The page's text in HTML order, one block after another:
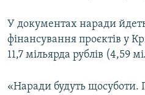
У документах наради
фінансування проєктів у
11,7 мільярда рублів (4,59
«Наради будуть щосуботи.